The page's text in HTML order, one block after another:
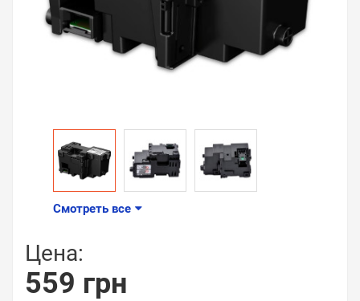
Смотреть все
Цена:
559 грн